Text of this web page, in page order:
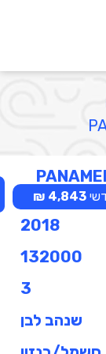
4,843 ₪
2018
132000
3
שנהב לבן